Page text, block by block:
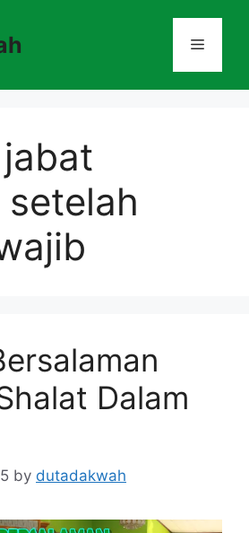
Menu
Dalam
by dutadakwah